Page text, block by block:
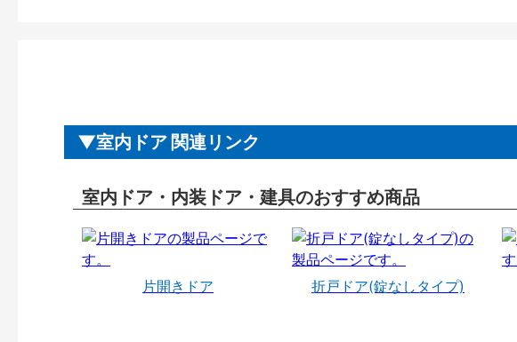
室内ドア 関連リンク
室内ドア・内装ドア・建具のおすすめ商品
片開きドア 折戸ドア(錠なしタイプ)